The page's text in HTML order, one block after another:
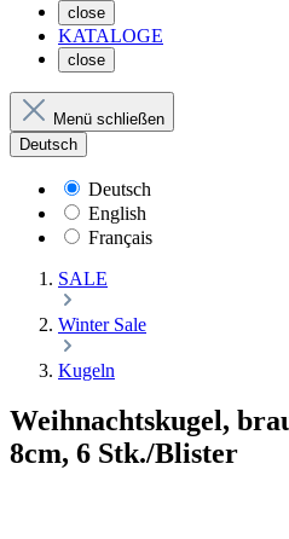
close
KATALOGE
close
Menü schließen
Deutsch
Deutsch
English
Français
SALE
Winter Sale
Kugeln
Weihnachtskugel,
8cm, 6 Stk./Blister